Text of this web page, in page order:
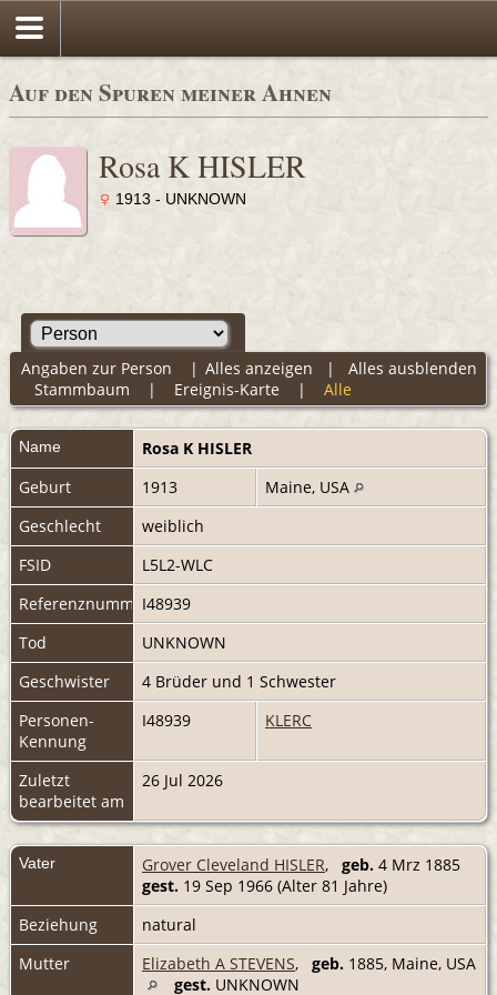
Auf den Spuren meiner Ahnen
Rosa K HISLER
1913 - UNKNOWN
Alles anzeigen | Alles ausblenden
Angaben zur Person |
Stammbaum | Ereignis-Karte | Alle
Name Rosa K HISLER
Geburt
1913
Maine, USA
Geschlecht
weiblich
FSID
L5L2-WLC
ReferenznummerI48939
Tod
UNKNOWN
Geschwister
4 Brüder und 1 Schwester
Personen-
Kennung
I48939 KLERC
Zuletzt
bearbeitet am
26 Jul 2026
Vater Grover Cleveland HISLER, geb. 4 Mrz 1885
gest. 19 Sep 1966 (Alter 81 Jahre)
Beziehung
natural
Mutter
Elizabeth A STEVENS, geb. 1885, Maine, USA
gest. UNKNOWN